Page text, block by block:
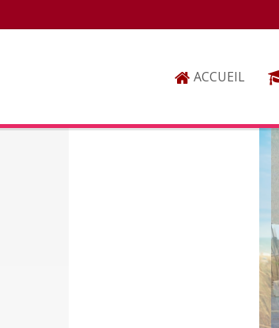
ACCUEIL